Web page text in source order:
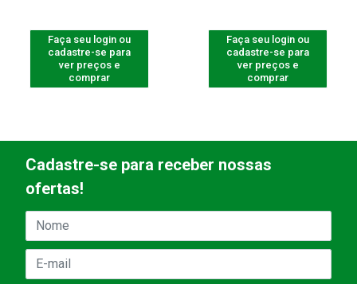
Faça seu login ou
cadastre-se para
ver preços e
comprar
Faça seu login ou
cadastre-se para
ver preços e
comprar
Cadastre-se para receber nossas
ofertas!